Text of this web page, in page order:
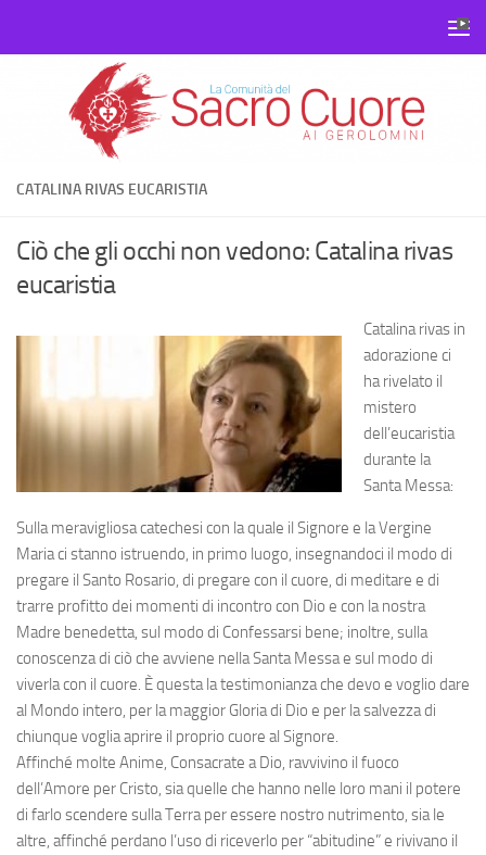
CATALINA RIVAS EUCARISTIA
Ciò che gli occhi non vedono: Catalina rivas
eucaristia
Catalina rivas in
adorazione ci
ha rivelato il
mistero
dell’eucaristia
durante la
Santa Messa:
Sulla meravigliosa catechesi con la quale il Signore e la Vergine
Maria ci stanno istruendo, in primo luogo, insegnandoci il modo di
pregare il Santo Rosario, di pregare con il cuore, di meditare e di
trarre profitto dei momenti di incontro con Dio e con la nostra
Madre benedetta, sul modo di Confessarsi bene; inoltre, sulla
conoscenza di ciò che avviene nella Santa Messa e sul modo di
viverla con il cuore. È questa la testimonianza che devo e voglio dare
al Mondo intero, per la maggior Gloria di Dio e per la salvezza di
chiunque voglia aprire il proprio cuore al Signore.
Affinché molte Anime, Consacrate a Dio, ravvivino il fuoco
dell’Amore per Cristo, sia quelle che hanno nelle loro mani il potere
di farlo scendere sulla Terra per essere nostro nutrimento, sia le
altre, affinché perdano l’uso di riceverlo per “abitudine” e rivivano il